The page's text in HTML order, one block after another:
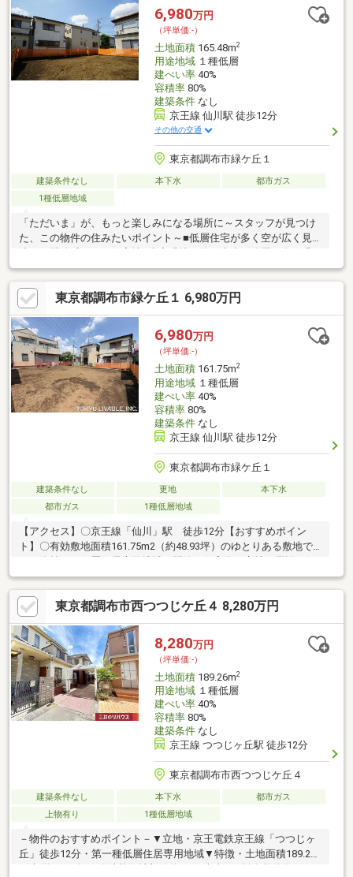
430m)■ ご希望の住まい探しをお手伝いします ━━━━━・・・
物件の詳細・ご相談はお気軽にお問い合わせください。
6,980万円
（坪単価:-）
土地面積165.48m2
用途地域１種低層
建ぺい率40%
容積率80%
建築条件なし
京王線 仙川駅 徒歩12分
その他の交通
東京都調布市緑ケ丘１
建築条件なし 本下水
都市ガス
1種低層地域
「ただいま」が、もっと楽しみになる場所に～スタッフが見つけ
た、この物件の住みたいポイント～■低層住宅が多く空が広く見
豊かなエリア■二つの大学病院に近く、万一の時も安心です▼こ
の街と歩んで、30年▼私たちがご紹介したいのは、家そのものだ
けでなく、これから皆さんが過ごす「この街でのまいにち」で
す。陽当たりの良さも、坂道のちょっとした大変さも、街の素顔
をまるごと、正直にお話しします。予算のこと、これからのこ
と。小さな不安も、どうぞお気軽にお聞かせください。家族の
「いいな」を、一緒に育てていきましょう。
東京都調布市緑ケ丘１ 6,980万円
6,980万円
（坪単価:-）
土地面積161.75m2
用途地域１種低層
建ぺい率40%
容積率80%
建築条件なし
京王線 仙川駅 徒歩12分
東京都調布市緑ケ丘１
建築条件なし 更地
本下水
都市ガス
1種低層地域
【アクセス】〇京王線「仙川」駅 徒歩12分【おすすめポイン
ト】〇有効敷地面積161.75m2（約48.93坪）のゆとりある敷地で
す。〇第一種低層住居専用地域の閑静な住宅街に立地。周辺は低
層住宅の街並みが広がっております。〇宅地内は高低差のないフ
ラットな地形です。前面道路との高低差もありません。〇前面道
路との高低差はありません。〇路地状敷地のため、表通りから一
本入っており、人目が気にならないのが特徴です。〇建築条件付
き売地ではないため、お好きなハウスメーカー・工務店での建築
が可能です。〇間取り、設備、外観、全て自分好みのスタイルで
一からご検討いただくことが可能です。
東京都調布市西つつじケ丘４ 8,280万円
8,280万円
（坪単価:-）
土地面積189.26m2
用途地域１種低層
建ぺい率40%
容積率80%
建築条件なし
京王線 つつじヶ丘駅 徒歩12分
東京都調布市西つつじケ丘４
建築条件なし 本下水
都市ガス
上物有り
1種低層地域
－物件のおすすめポイント－▼立地・京王電鉄京王線「つつじヶ
丘」徒歩12分・第一種低層住居専用地域▼特徴・土地面積189.26